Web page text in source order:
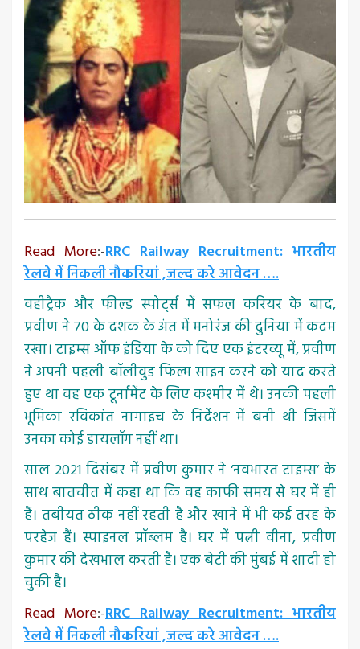
Read More:-RRC Railway Recruitment: भारतीय
रेलवे में निकली नौकरियां ,जल्द करे आवेदन ….
वहीट्रैक और फील्ड स्पोर्ट्स में सफल करियर के बाद,
प्रवीण ने 70 के दशक के अंत में मनोरंज की दुनिया में कदम
रखा। टाइम्स ऑफ इंडिया के को दिए एक इंटरव्यू में, प्रवीण
ने अपनी पहली बॉलीवुड फिल्म साइन करने को याद करते
हुए था वह एक टूर्नामेंट के लिए कश्मीर में थे। उनकी पहली
भूमिका रविकांत नागाइच के निर्देशन में बनी थी जिसमें
उनका कोई डायलॉग नहीं था।
साल 2021 दिसंबर में प्रवीण कुमार ने ‘नवभारत टाइम्स’ के
साथ बातचीत में कहा था कि वह काफी समय से घर में ही
हैं। तबीयत ठीक नहीं रहती है और खाने में भी कई तरह के
परहेज हैं। स्पाइनल प्रॉब्लम है। घर में पत्नी वीना, प्रवीण
कुमार की देखभाल करती है। एक बेटी की मुंबई में शादी हो
चुकी है।
Read More:-RRC Railway Recruitment: भारतीय
रेलवे में निकली नौकरियां ,जल्द करे आवेदन ….